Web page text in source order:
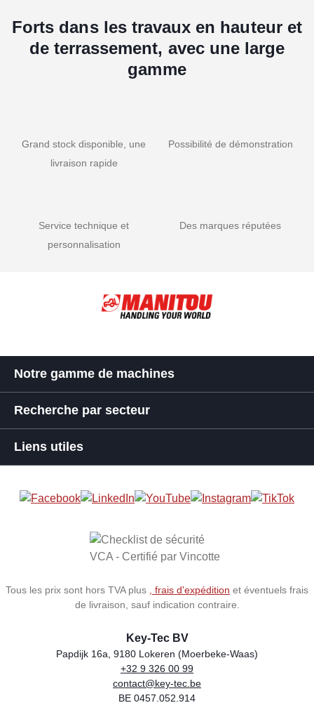
Forts dans les travaux en hauteur et
de terrassement, avec une large
gamme
Grand stock disponible, une
livraison rapide
Possibilité de démonstration
Service technique et
personnalisation
Des marques réputées
Notre gamme de machines
Recherche par secteur
Liens utiles
Tous les prix sont hors TVA plus , frais d'expédition et éventuels frais
de livraison, sauf indication contraire.
Store name
Key-Tec BV
Address
Papdijk 16a, 9180 Lokeren (Moerbeke-Waas)
Phone
+32 9 326 00 99
Email
contact@key-tec.be
VAT number
BE 0457.052.914